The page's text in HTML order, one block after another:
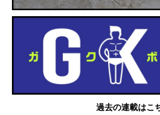
過去の連載はこ